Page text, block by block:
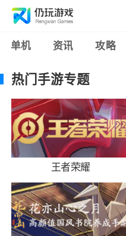
单机 资讯 攻略
热门手游专题
王者荣耀